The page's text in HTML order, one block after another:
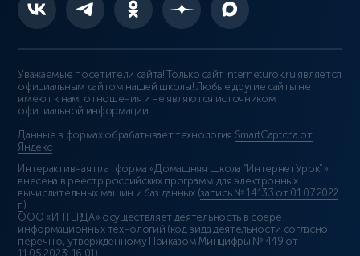
Уважаемые посетители сайта! Только сайт interneturok.ru является
официальным сайтом нашей школы! Любые другие сайты не
имеют к нам отношения и не являются источником
официальной информации.
Данные в формах обрабатывает технология SmartCaptcha от
Яндекс
Интерактивная платформа «Домашняя Школа “ИнтернетУрок”»
внесена в реестр российских программ для электронных
вычислительных машин и баз данных (запись № 14133 от 01.07.2022
г.).
ООО «ИНТЕРДА» осуществляет деятельность в сфере
информационных технологий (код вида деятельности согласно
перечню, утверждённому Приказом Минцифры № 449 от
11.05.2023: 16.01)